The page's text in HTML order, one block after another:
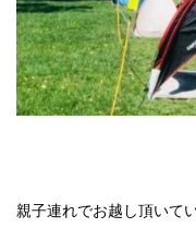
親子連れでお越し頂いて